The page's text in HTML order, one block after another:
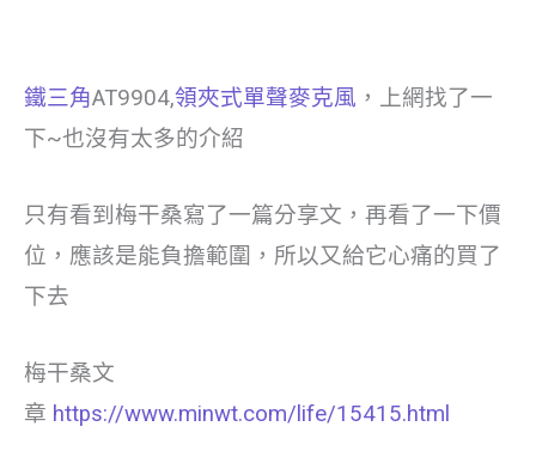
鐵三角AT9904,領夾式單聲麥克風 ，上網找了一
下~也沒有太多的介紹
只有看到梅干桑寫了一篇分享文，再看了一下價
位，應該是能負擔範圍，所以又給它心痛的買了
下去
梅干桑文
章 https://www.minwt.com/life/15415.html